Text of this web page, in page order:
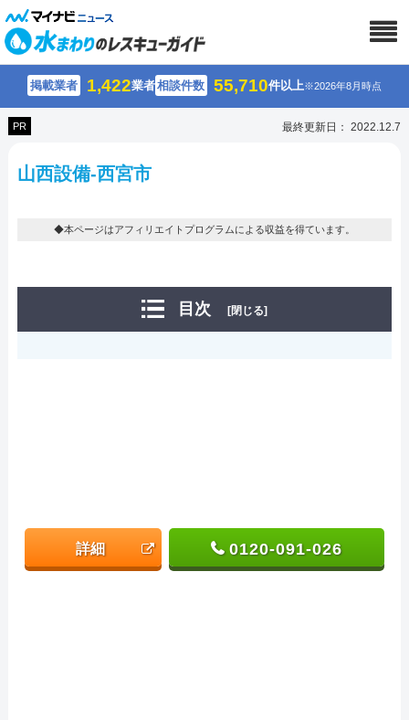
掲載業者 1,422業者相談件数 55,710件以上※2026年8月時点
PR 最終更新日： 2022.12.7
山⻄設備-西宮市
◆本ページはアフィリエイトプログラムによる収益を得ています。
目次 [閉じる]
詳細 0120-091-026